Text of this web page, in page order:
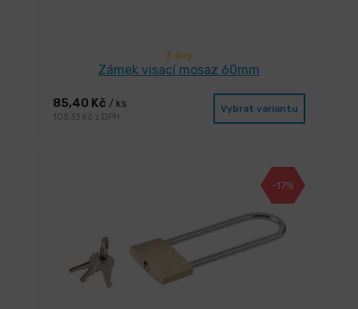
3 dny
Zámek visací mosaz 60mm
85,40 Kč / ks
103,33 Kč s DPH
Vybrat variantu
-17%